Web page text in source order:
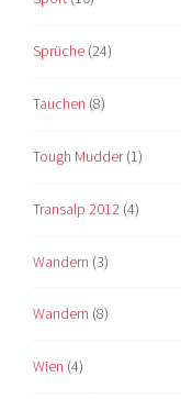
Sprüche (24)
Tauchen (8)
Tough Mudder(1)
Transalp 2012 (4)
Wandern (3)
Wandern (8)
Wien (4)